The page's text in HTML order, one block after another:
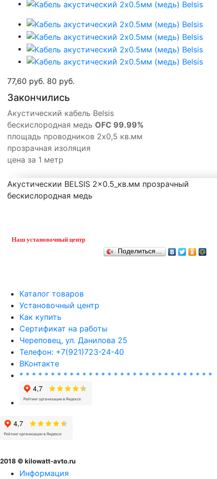
77,60 руб. 80 руб.
Закончились
Акустический кабель Belsis
бескислородная медь OFC 99.99%
площадь проводников 2x0,5 кв.мм
прозрачная изоляция
цена за 1 метр
Акустическии BELSIS 2x0.5_кв.мм прозрачный
бескислородная медь
Наш установочный центр
Поделиться…
Каталог товаров
Установочный центр
Как купить
Сертификат на работы
Череповец, ул. Данилова 25
Телефон: +7(921)723-24-40
ВКонтакте
* * * * * * * * * * * * * * * * * * * * * * * * * * * * * * *
2018 © kilowatt-avto.ru
Информация